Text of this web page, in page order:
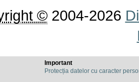
©2004-2026
Important
Protecția datelor cu caracter